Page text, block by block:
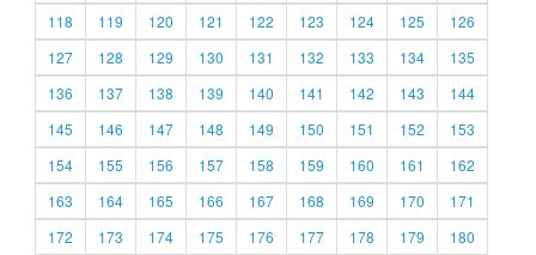
118
119 120 121 122 123 124 125
126
127
128 129 130 131 132 133 134
135
136
137 138 139 140 141 142 143
144
145
146 147 148 149 150 151 152
153
154
155 156 157 158 159 160 161
162
163
164 165 166 167 168 169 170
171
172
173 174 175 176 177 178 179
180